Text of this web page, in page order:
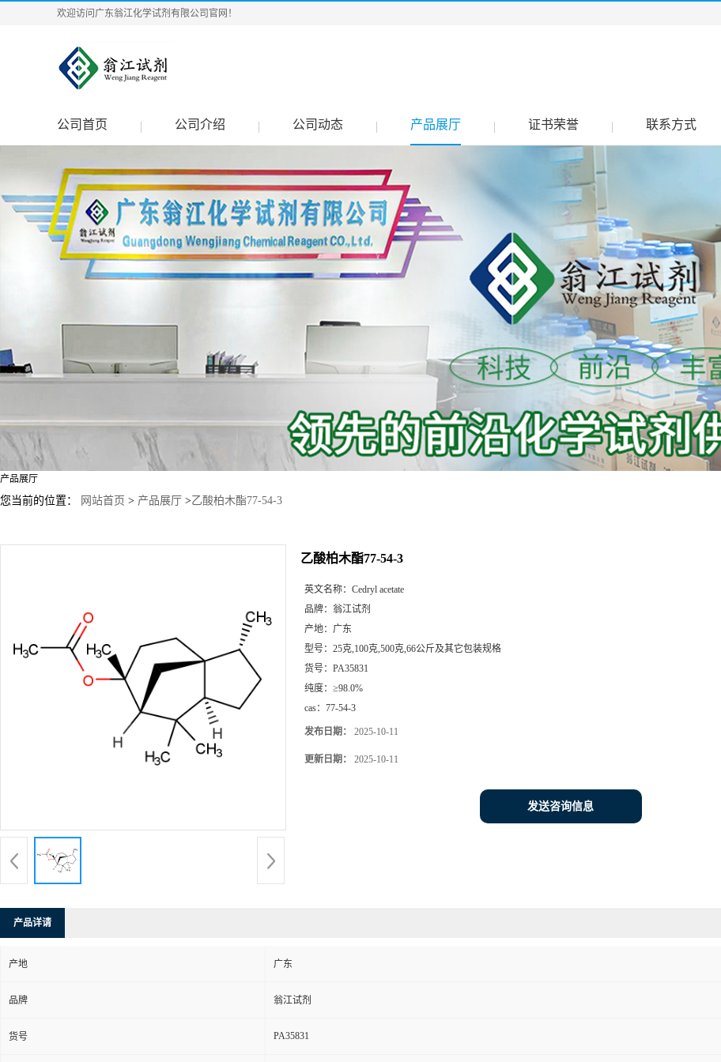
欢迎访问广东翁江化学试剂有限公司官网！
公司首页 公司介绍 公司动态 产品展厅 证书荣誉 联系方式
产品展厅
您当前的位置： 网站首页 > 产品展厅 >乙酸柏木酯77-54-3
乙酸柏木酯77-54-3
英文名称： Cedryl acetate
品牌： 翁江试剂
产地： 广东
型号： 25克,100克,500克,66公斤及其它包装规格
货号： PA35831
纯度： ≥98.0%
cas： 77-54-3
发布日期： 2025-10-11
更新日期： 2025-10-11
发送咨询信息
产品详请
产地 广东
品牌 翁江试剂
货号 PA35831